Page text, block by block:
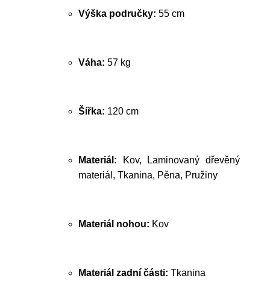
Výška područky: 55 cm
Váha: 57 kg
Šířka: 120 cm
Materiál: Kov, Laminovaný dřevěný
materiál, Tkanina, Pěna, Pružiny
Materiál nohou: Kov
Materiál zadní části: Tkanina